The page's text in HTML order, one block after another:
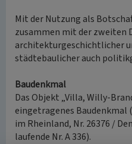
Mit der Nutzung als
zusammen mit der zweiten
architekturgeschichtlicher
städtebaulicher auch
Baudenkmal
Das Objekt „Villa, Willy-
eingetragenes Baudenkmal
im Rheinland, Nr. 26376 /
laufende Nr. A 336).